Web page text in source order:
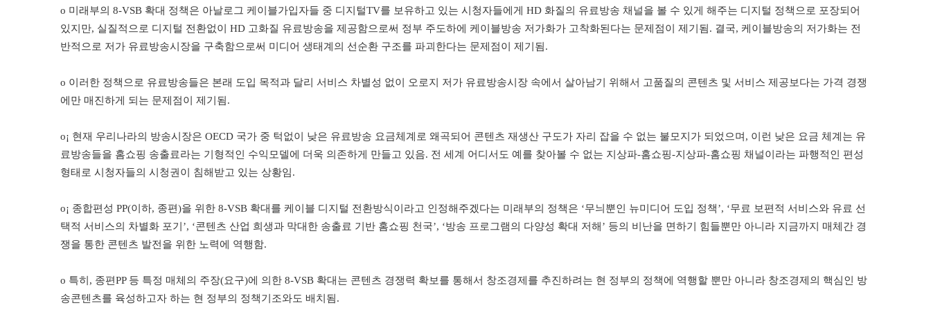
o 미래부의 8-VSB 확대 정책은 아날로그 케이블가입자들 중 디지털TV를 보유하고 있는 시청자들에게 HD 화질의 유료방송 채널을 볼 수 있게 해주는 디지털 정책으로 포장되어
있지만, 실질적으로 디지털 전환없이 HD 고화질 유료방송을 제공함으로써 정부 주도하에 케이블방송 저가화가 고착화된다는 문제점이 제기됨. 결국, 케이블방송의 저가화는 전
반적으로 저가 유료방송시장을 구축함으로써 미디어 생태계의 선순환 구조를 파괴한다는 문제점이 제기됨.
o 이러한 정책으로 유료방송들은 본래 도입 목적과 달리 서비스 차별성 없이 오로지 저가 유료방송시장 속에서 살아남기 위해서 고품질의 콘텐츠 및 서비스 제공보다는 가격 경쟁
에만 매진하게 되는 문제점이 제기됨.
o¡ 현재 우리나라의 방송시장은 OECD 국가 중 턱없이 낮은 유료방송 요금체계로 왜곡되어 콘텐츠 재생산 구도가 자리 잡을 수 없는 불모지가 되었 으며 , 이런 낮은 요금 체계는 유
료방송들을 홈쇼핑 송출료라는 기형적인 수익모델에 더욱 의존하게 만들고 있음. 전 세계 어디서도 예를 찾아볼 수 없는 지상파-홈쇼핑-지상파-홈쇼핑 채널이라는 파행적인 편성
형태로 시청자들의 시청권이 침해받고 있는 상황임.
o¡ 종합편성 PP(이하, 종편)을 위한 8-VSB 확대를 케이블 디지털 전환방식이라고 인정해주겠다는 미래부의 정책은 ‘무늬뿐인 뉴미디어 도입 정책’, ‘무료 보편적 서비스와 유료 선
택적 서비스의 차별화 포기 ’, ‘콘텐츠 산업 희생과 막대한 송출료 기반 홈쇼핑 천국’, ‘방송 프로그램의 다양성 확대 저해 ’ 등의 비난을 면하기 힘들뿐만 아니라 지금까지 매체간 경
쟁을 통한 콘텐츠 발전을 위한 노력에 역행함.
o 특히 , 종편PP 등 특정 매체의 주장(요구)에 의한 8-VSB 확대는 콘텐츠 경쟁력 확보를 통해서 창조경제를 추진하려는 현 정부의 정책에 역행할 뿐만 아니라 창조경제의 핵심인 방
송콘텐츠를 육성하고자 하는 현 정부의 정책기조와도 배치됨.